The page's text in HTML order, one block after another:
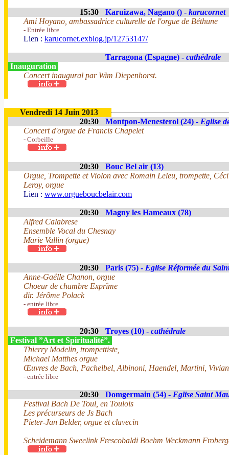
15:30 Karuizawa, Nagano () - karucornet
Ami Hoyano, ambassadrice culturelle de l'orgue de Béthune
- Entrée libre
Lien : karucornet.exblog.jp/12753147/
Tarragona (Espagne) - cathédrale
Inauguration
Concert inaugural par Wim Diepenhorst.
Vendredi 14 Juin 2013
20:30
Montpon-Menesterol (24) - Eglise
Concert d'orgue de Francis Chapelet
- Corbeille
20:30
Bouc Bel air (13)
Orgue, Trompette et Violon avec Romain Leleu, trompette,
Leroy, orgue
Lien : www.orgueboucbelair.com
20:30
Magny les Hameaux (78)
Alfred Calabrese
Ensemble Vocal du Chesnay
Marie Vallin (orgue)
20:30 Paris (75) - Eglise Réformée du
Anne-Gaëlle Chanon, orgue
Choeur de chambre Exprîme
dir. Jérôme Polack
- entrée libre
20:30 Troyes (10) - cathédrale
Festival ”Art et Spiritualité”.
Thierry Modelin, trompettiste,
Michael Matthes orgue
Œuvres de Bach, Pachelbel, Albinoni, Haendel, Martini,
- entrée libre
20:30 Domgermain (54) - Eglise Saint
Festival Bach De Toul, en Toulois
Les précurseurs de Js Bach
Pieter-Jan Belder, orgue et clavecin
Scheidemann Sweelink Frescobaldi Boehm Weckmann